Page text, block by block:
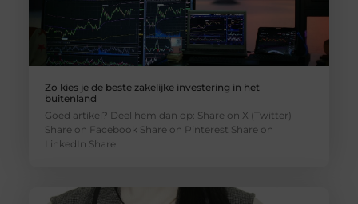
Zo kies je de beste zakelijke investering in het
buitenland
Goed artikel? Deel hem dan op: Share on X (Twitter)
Share on Facebook Share on Pinterest Share on
LinkedIn Share